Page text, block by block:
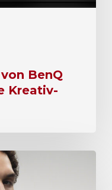
BenQ
Kreativ-